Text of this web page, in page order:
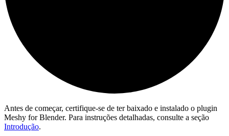
Antes de começar, certifique-se de ter baixado e instalado o plugin
Meshy for Blender. Para instruções detalhadas, consulte a seção
Introdução.